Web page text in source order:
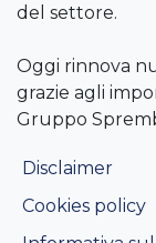
del settore.
Oggi rinnova
grazie agli
Gruppo
Disclaimer
Cookies policy